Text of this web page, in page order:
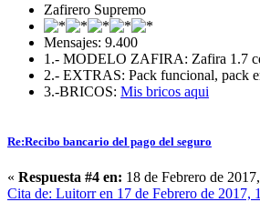
Zafirero Supremo
Mensajes: 9.400
1.- MODELO ZAFIRA: Zafira 1.7
2.- EXTRAS: Pack funcional, pack
3.-BRICOS: Mis bricos aqui
Re:Recibo bancario del pago del seguro
« Respuesta #4 en: 18 de Febrero de
Cita de: Luitorr en 17 de Febrero de 2017,